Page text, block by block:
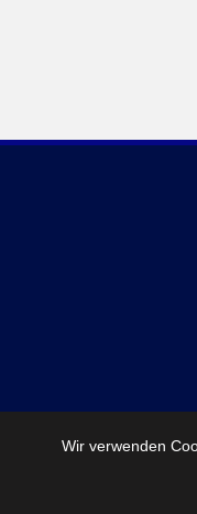
Wir verwenden